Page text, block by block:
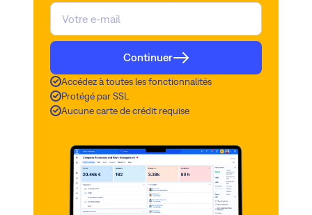
Continuer
Accédez à toutes les fonctionnalités
Protégé par SSL
Aucune carte de crédit requise